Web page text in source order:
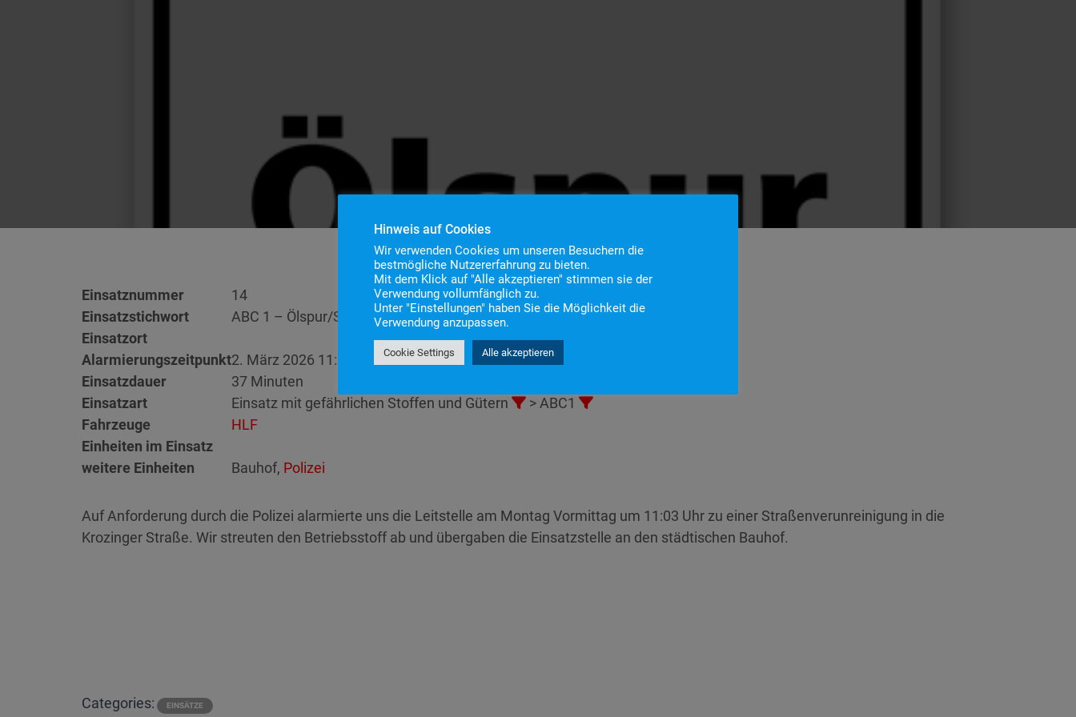
Einsatznummer
14
Einsatzstichwort
ABC 1 – Ölspur/Straßenverunreinigung
Einsatzort
Alarmierungszeitpunkt2. März 2026 11:03
Einsatzdauer
37 Minuten
Einsatzart
Einsatz mit gefährlichen Stoffen und Gütern
> ABC1
Fahrzeuge
HLF
Einheiten im Einsatz
weitere Einheiten
Bauhof, Polizei
Auf Anforderung durch die Polizei alarmierte uns die Leitstelle am Montag Vormittag um 11:03 Uhr zu einer Straßenverunreinigung in die
Krozinger Straße. Wir streuten den Betriebsstoff ab und übergaben die Einsatzstelle an den städtischen Bauhof.
Categories: EINSÄTZE
Hinweis auf Cookies
Wir verwenden Cookies um unseren Besuchern die
bestmögliche Nutzererfahrung zu bieten.
Mit dem Klick auf "Alle akzeptieren" stimmen sie der
Verwendung vollumfänglich zu.
Unter "Einstellungen" haben Sie die Möglichkeit die
Verwendung anzupassen.
Cookie Settings Alle akzeptieren